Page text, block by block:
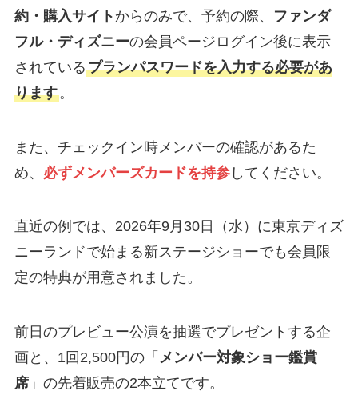
約・購入サイト からのみで、予約の際、
ファンダ
フル・ディズニーの会員ページログイン後に表示
されているプランパスワードを入力する必要があ
ります。
また、チェックイン時メンバーの確認があるた
め、 必ずメンバーズカードを持参してください。
直近の例では、2026年9月30日（水）に東京ディズ
ニーランドで始まる新ステージショーでも会員限
定の特典が用意されました。
前日のプレビュー公演を抽選でプレゼントする企
画と、1回2,500円の「 メンバー対象ショー鑑賞
席」の先着販売の2本立てです。